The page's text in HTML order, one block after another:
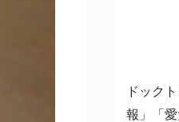
ドック
報」「